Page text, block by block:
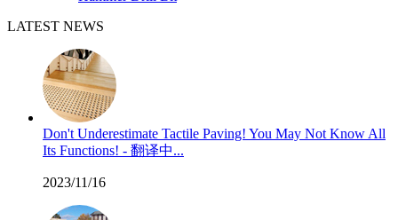
LATEST NEWS
Don't Underestimate Tactile Paving! You May Not Know All
Its Functions! - 翻译中...
2023/11/16